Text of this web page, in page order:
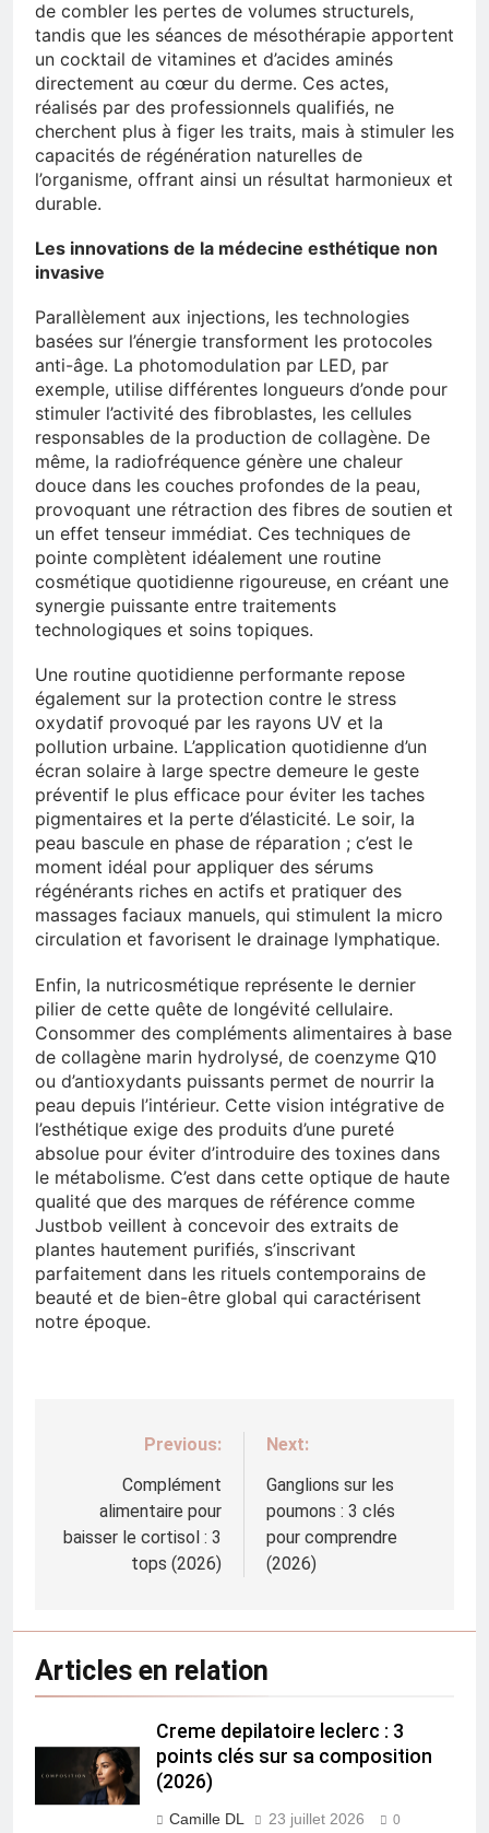
de combler les pertes de volumes structurels,
tandis que les séances de mésothérapie apportent
un cocktail de vitamines et d’acides aminés
directement au cœur du derme. Ces actes,
réalisés par des professionnels qualifiés, ne
cherchent plus à figer les traits, mais à stimuler les
capacités de régénération naturelles de
l’organisme, offrant ainsi un résultat harmonieux et
durable.
Les innovations de la médecine esthétique non
invasive
Parallèlement aux injections, les technologies
basées sur l’énergie transforment les protocoles
anti-âge. La photomodulation par LED, par
exemple, utilise différentes longueurs d’onde pour
stimuler l’activité des fibroblastes, les cellules
responsables de la production de collagène. De
même, la radiofréquence génère une chaleur
douce dans les couches profondes de la peau,
provoquant une rétraction des fibres de soutien et
un effet tenseur immédiat. Ces techniques de
pointe complètent idéalement une routine
cosmétique quotidienne rigoureuse, en créant une
synergie puissante entre traitements
technologiques et soins topiques.
Une routine quotidienne performante repose
également sur la protection contre le stress
oxydatif provoqué par les rayons UV et la
pollution urbaine. L’application quotidienne d’un
écran solaire à large spectre demeure le geste
préventif le plus efficace pour éviter les taches
pigmentaires et la perte d’élasticité. Le soir, la
peau bascule en phase de réparation ; c’est le
moment idéal pour appliquer des sérums
régénérants riches en actifs et pratiquer des
massages faciaux manuels, qui stimulent la micro
circulation et favorisent le drainage lymphatique.
Enfin, la nutricosmétique représente le dernier
pilier de cette quête de longévité cellulaire.
Consommer des compléments alimentaires à base
de collagène marin hydrolysé, de coenzyme Q10
ou d’antioxydants puissants permet de nourrir la
peau depuis l’intérieur. Cette vision intégrative de
l’esthétique exige des produits d’une pureté
absolue pour éviter d’introduire des toxines dans
le métabolisme. C’est dans cette optique de haute
qualité que des marques de référence comme
Justbob veillent à concevoir des extraits de
plantes hautement purifiés, s’inscrivant
parfaitement dans les rituels contemporains de
beauté et de bien-être global qui caractérisent
notre époque.
Navigation
l’article
Previous:
Complément
alimentaire pour
baisser le cortisol : 3
tops (2026)
Next:
Ganglions sur les
poumons : 3 clés
pour comprendre
(2026)
Articles en relation
Creme depilatoire leclerc : 3
points clés sur sa composition
(2026)
Camille DL 23 juillet 2026 0